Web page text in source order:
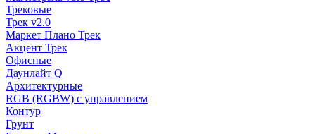
Трековые
Трек v2.0
Маркет Плано Трек
Акцент Трек
Офисные
Даунлайт Q
Архитектурные
RGB (RGBW) с управлением
Контур
Грунт